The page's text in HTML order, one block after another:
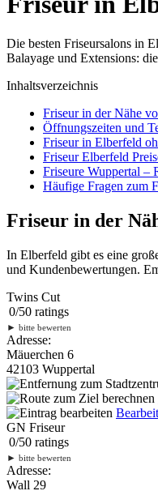
Die besten Friseursalons in
Balayage und Extensions:
Inhaltsverzeichnis
Friseur in der Nähe
Öffnungszeiten und
Friseur in Elberfeld
Friseur Elberfeld
Friseure Wuppertal –
Häufige Fragen zum
Friseur in der
In Elberfeld gibt es eine
und Kundenbewertungen.
Twins Cut
0/50 ratings
► bitte bewerten
Adresse:
Mäuerchen 6
42103 Wuppertal
GN Friseur
0/50 ratings
► bitte bewerten
Adresse:
Wall 29